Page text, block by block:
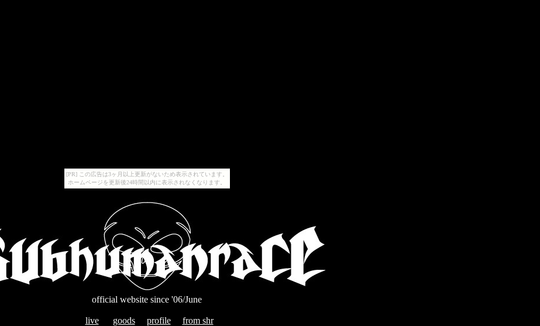
[PR] この広告は3ヶ月以上更新がないため表示されています。
ホームページを更新後24時間以内に表示されなくなります。
official website since '06/June
live goods profile from shr